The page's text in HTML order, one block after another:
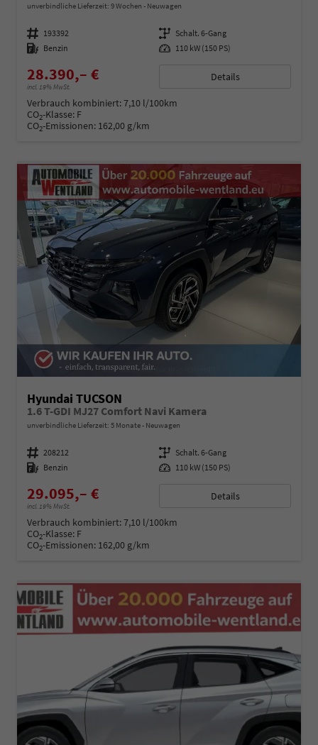
unverbindliche Lieferzeit: 9 Wochen Neuwagen
Fahrzeugnummer 193392 Getriebe Schalt. 6-Gang
Kraftstoff Benzin Leistung 110 kW (150 PS)
28.390,– €
incl. 19% MwSt.
Details
Verbrauch kombiniert:7,10 l/100km
CO2-Klasse: F
CO2-Emissionen: 162,00 g/km
Hyundai TUCSON
1.6 T-GDI MJ27 Comfort Navi Kamera
unverbindliche Lieferzeit: 5 Monate Neuwagen
Fahrzeugnummer 208212 Getriebe Schalt. 6-Gang
Kraftstoff Benzin Leistung 110 kW (150 PS)
29.095,– €
incl. 19% MwSt.
Details
Verbrauch kombiniert:7,10 l/100km
CO2-Klasse: F
CO2-Emissionen: 162,00 g/km